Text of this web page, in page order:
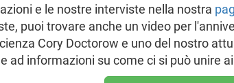
e le nostre interviste nella nostra
puoi trovare anche un video per
Cory Doctorow e uno del nostro
ad informazioni su come ci si può unire